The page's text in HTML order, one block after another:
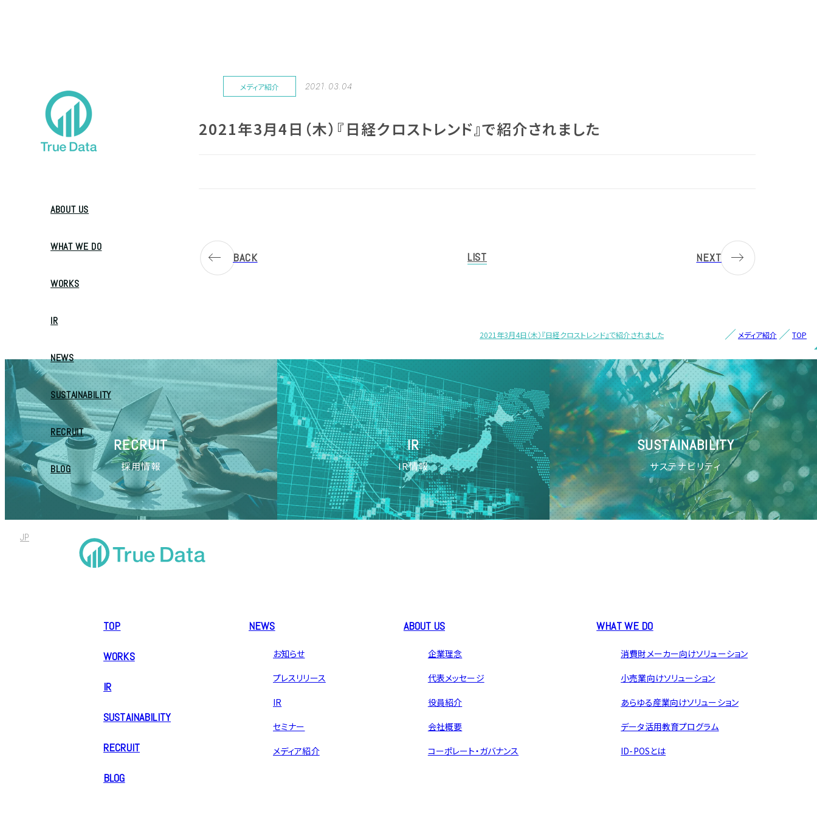
ABOUT US
WHAT WE DO
WORKS
IR
NEWS
SUSTAINABILITY
RECRUIT
BLOG
JP
メディア紹介 2021.03.04
2021年3月4日（木）『日経クロストレンド』で紹介されました
BACK LIST NEXT
TOP
メディア紹介
2021年3月4日（木）『日経クロストレンド』で紹介されました
RECRUIT
採用情報
IR
IR情報
SUSTAINABILITY
サステナビリティ
TOP
WORKS
IR
SUSTAINABILITY
RECRUIT
BLOG
NEWS
お知らせ
プレスリリース
IR
セミナー
メディア紹介
ABOUT US
企業理念
代表メッセージ
役員紹介
会社概要
コーポレート・ガバナンス
WHAT WE DO
消費財メーカー向けソリューション
小売業向けソリューション
あらゆる産業向けソリューション
データ活用教育プログラム
ID-POSとは